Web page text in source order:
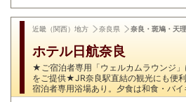
近畿（関西）地方 奈良県 奈良・斑鳩・天理
ホテル日航奈良
★ご宿泊者専用「ウェルカムラウンジ
をご提供★JR奈良駅直結の観光にも便
宿泊者専用浴場あり。夕食は和食・バ